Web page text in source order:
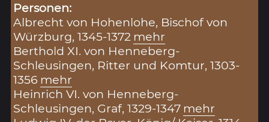
Personen:
Albrecht von Hohenlohe, Bischof von
Würzburg, 1345-1372 mehr
Berthold XI. von Henneberg-
Schleusingen, Ritter und Komtur, 1303-
1356 mehr
Heinrich VI. von Henneberg-
Schleusingen, Graf, 1329-1347 mehr